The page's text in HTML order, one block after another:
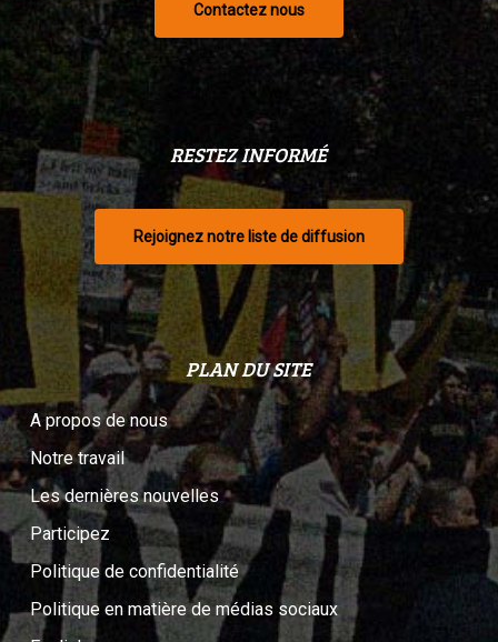
Contactez nous
RESTEZ INFORMÉ
Rejoignez notre liste de diffusion
PLAN DU SITE
A propos de nous
Notre travail
Les dernières nouvelles
Participez
Politique de confidentialité
Politique en matière de médias sociaux